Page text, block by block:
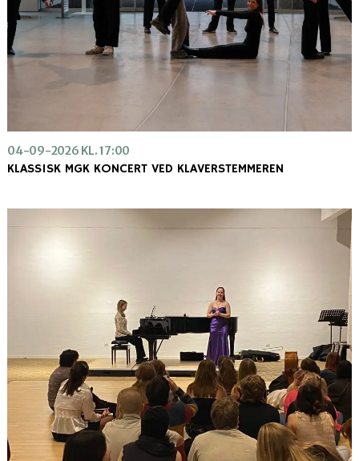
04-09-2026 KL. 17:00
KLASSISK MGK KONCERT VED KLAVERSTEMMEREN